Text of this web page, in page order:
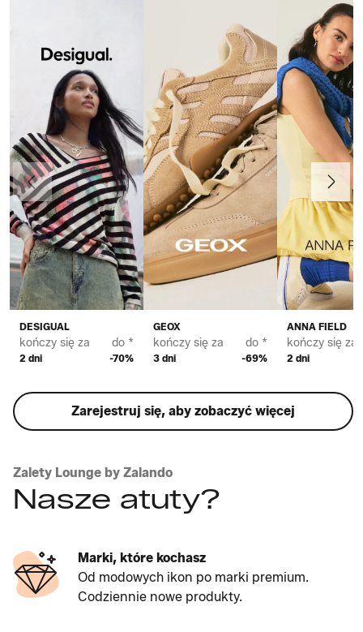
DESIGUAL
kończy się za
2 dni
do *
-70%
GEOX
kończy się za
3 dni
do *
-69%
ANNA FIELD
kończy się za
2 dni
Poprzedni Dalej
Zarejestruj się, aby zobaczyć więcej
Zalety Lounge by Zalando
Nasze atuty?
Marki, które kochasz
Od modowych ikon po marki premium.
Codziennie nowe produkty.